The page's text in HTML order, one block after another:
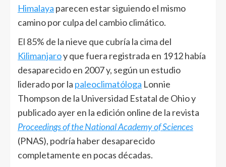
Himalaya parecen estar siguiendo el mismo
camino por culpa del cambio climático.
El 85% de la nieve que cubría la cima del
Kilimanjaroy que fuera registrada en 1912 había
desaparecido en 2007 y, según un estudio
liderado por la paleoclimatóloga Lonnie
Thompson de la Universidad Estatal de Ohio y
publicado ayer en la edición online de la revista
Proceedings of the National Academy of Sciences
(PNAS), podría haber desaparecido
completamente en pocas décadas.